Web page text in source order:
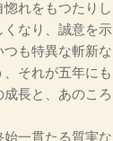
れをもつたりし
なり、誠意を示
も特異な斬新な
それが五年にも
長と、あのころ
一貫たる質実な